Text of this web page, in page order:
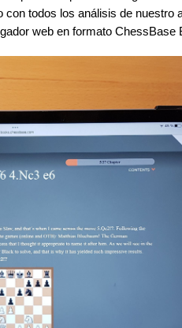
todos los análisis de nuestro
web en formato ChessBase